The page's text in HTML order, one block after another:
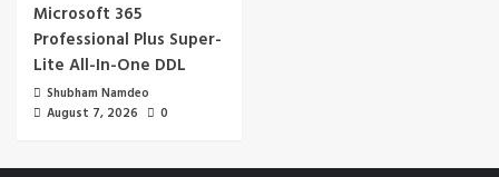
Microsoft 365
Professional Plus Super-
Lite All-In-One DDL
Shubham Namdeo
August 7, 2026
0